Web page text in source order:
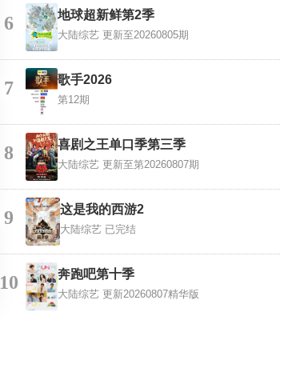
6 地球超新鲜第2季
大陆综艺 更新至20260805期
7 歌手2026
第12期
8 喜剧之王单口季第三季
大陆综艺 更新至第20260807期
9 这是我的西游2
大陆综艺 已完结
10 奔跑吧第十季
大陆综艺 更新20260807精华版